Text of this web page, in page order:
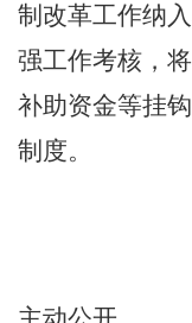
制改革工作纳
强工作考核，
补助资金等挂
制度。